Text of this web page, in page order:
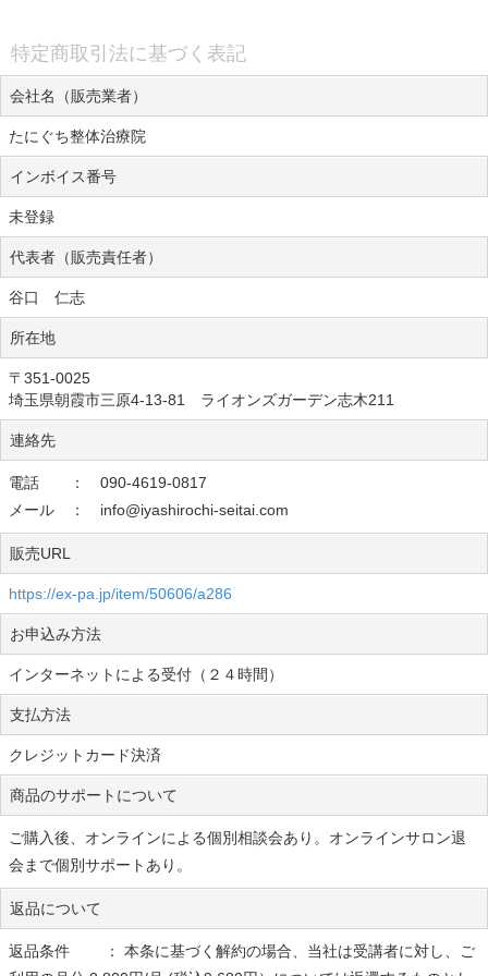
特定商取引法に基づく表記
会社名（販売業者）
たにぐち整体治療院
インボイス番号
未登録
代表者（販売責任者）
谷口 仁志
所在地
〒351-0025
埼玉県朝霞市三原4-13-81 ライオンズガーデン志木211
連絡先
電話 ： 090-4619-0817
メール ： info@iyashirochi-seitai.com
販売URL
https://ex-pa.jp/item/50606/a286
お申込み方法
インターネットによる受付（２４時間）
支払方法
クレジットカード決済
商品のサポートについて
ご購入後、オンラインによる個別相談会あり。オンラインサロン退
会まで個別サポートあり。
返品について
返品条件 ： 本条に基づく解約の場合、当社は受講者に対し、ご